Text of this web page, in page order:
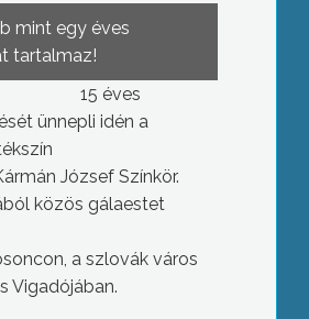
mint egy éves
tartalmaz!
15 éves
ünnepli idén a
József Színkör.
közös gálaestet
a szlovák város
Vigadójában.